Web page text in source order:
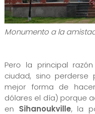
Monumento a la
Pero la principal
ciudad, sino perderse
mejor forma de
dólares el día) porque
en Sihanoukville, la